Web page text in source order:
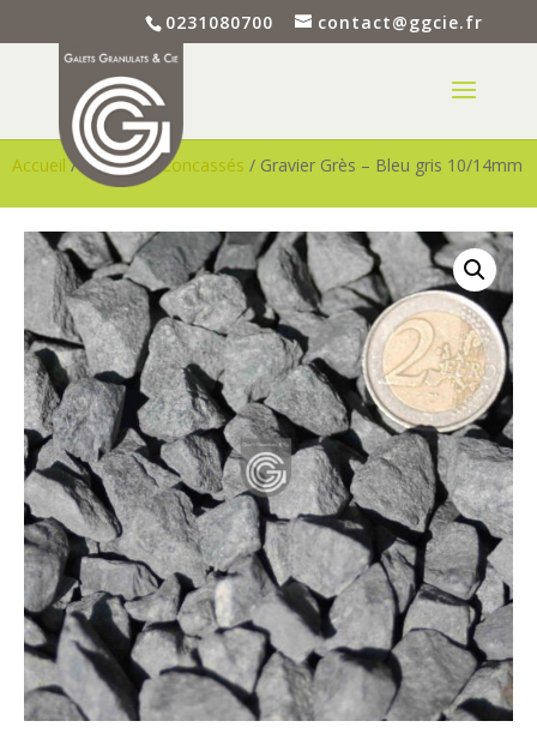
0231080700 contact@ggcie.fr
Accueil/Graviers/Concassés / Gravier Grès – Bleu gris 10/14mm